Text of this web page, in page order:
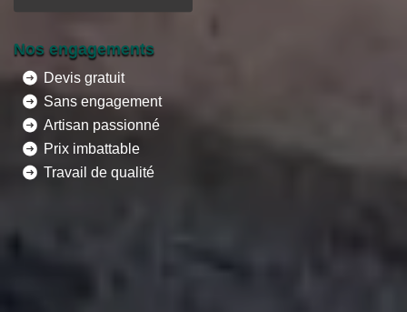
Nos engagements
Devis gratuit
Sans engagement
Artisan passionné
Prix imbattable
Travail de qualité